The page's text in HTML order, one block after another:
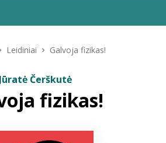
Leidiniai Galvoja fizikas!
Jūratė Čerškutė
fizikas!